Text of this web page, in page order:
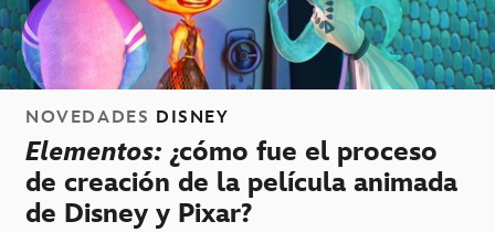
NOVEDADES DISNEY
Elementos: ¿cómo fue el proceso
de creación de la película animada
de Disney y Pixar?